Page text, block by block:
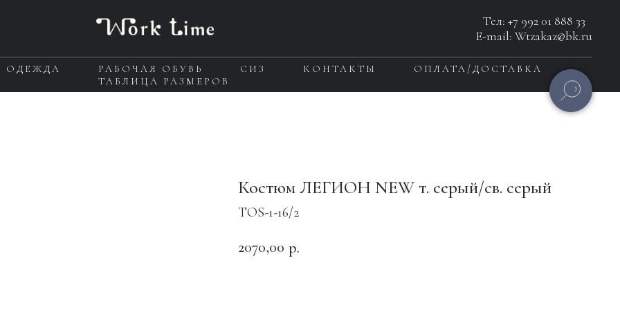
Тел: +7 992 01 888 33
E-mail: Wtzakaz@bk.ru
ОДЕЖДА РАБОЧАЯ ОБУВЬ СИЗ КОНТАКТЫ
ОПЛАТА/ДОСТАВКА
ТАБЛИЦА РАЗМЕРОВ
Костюм ЛЕГИОН NEW т. серый/св. серый
TOS-1-16/2
2070,00 р.